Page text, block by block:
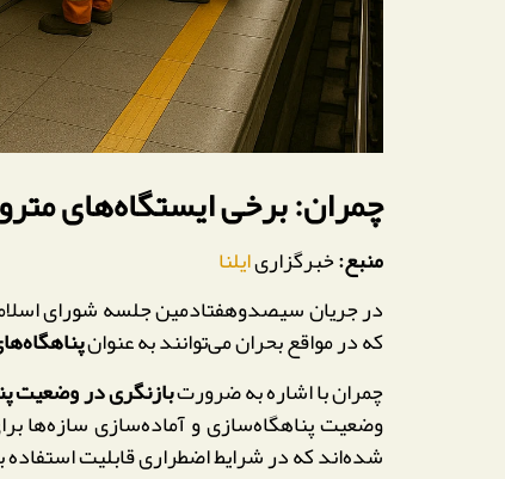
چمران: برخی ایستگاه‌های
منبع:خبرگزاریایلنا
در جریان سیصدوهفتادمین جلسه شورای
که در مواقع بحران می‌توانند به عنوان
چمران با اشاره به ضرورتبازنگری در وضعیت
وضعیت پناهگاه‌سازی و آماده‌سازی سازه‌ها
شده‌اند که در شرایط اضطراری قابلیت استفاده